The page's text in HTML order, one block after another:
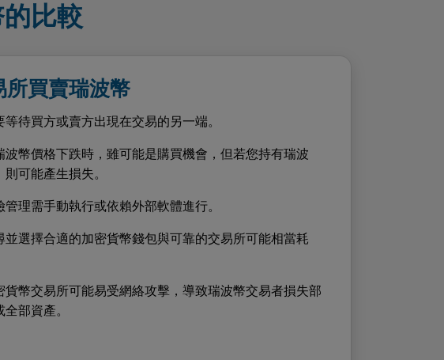
比較
所買賣瑞波幣
等待買方或賣方出現在交易的另一端。
波幣價格下跌時，雖可能是購買機會，但若您持有瑞波
則可能產生損失。
管理需手動執行或依賴外部軟體進行。
並選擇合適的加密貨幣錢包與可靠的交易所可能相當耗
貨幣交易所可能易受網絡攻擊，導致瑞波幣交易者損失部
全部資產。